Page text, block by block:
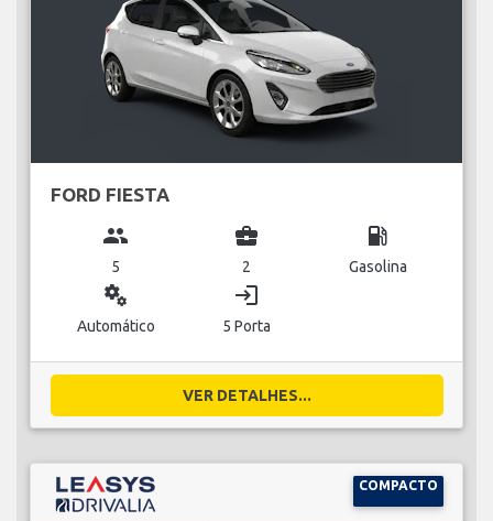
FORD FIESTA
group
5
business_center
2
local_gas_station
Gasolina
miscellaneous_services
Automático
login
5 Porta
VER DETALHES...
COMPACTO